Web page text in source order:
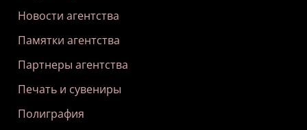
Новости агентства
Памятки агентства
Партнеры агентства
Печать и сувениры
Полиграфия